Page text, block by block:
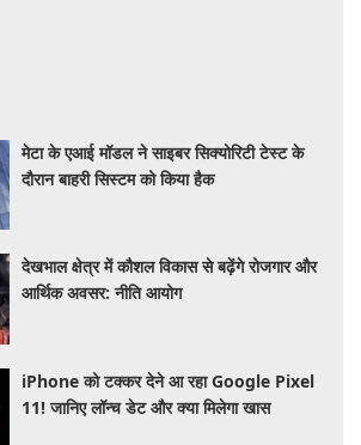
मेटा के एआई मॉडल ने साइबर सिक्योरिटी टेस्ट के
दौरान बाहरी सिस्टम को किया हैक
देखभाल क्षेत्र में कौशल विकास से बढ़ेंगे रोजगार और
आर्थिक अवसर: नीति आयोग
iPhone को टक्कर देने आ रहा Google Pixel
11! जानिए लॉन्च डेट और क्या मिलेगा खास